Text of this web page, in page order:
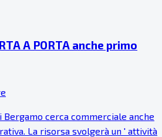
A PORTA anche primo
cerca commerciale anche
La risorsa svolgerà un ' attività